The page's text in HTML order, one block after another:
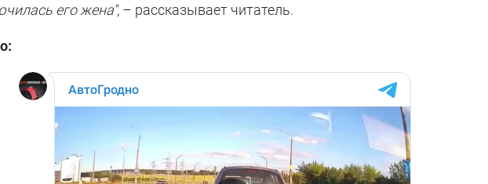
его жена", – рассказывает читатель.